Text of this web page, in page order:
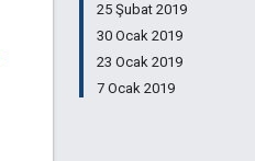
25 Şubat 2019
30 Ocak 2019
23 Ocak 2019
7 Ocak 2019